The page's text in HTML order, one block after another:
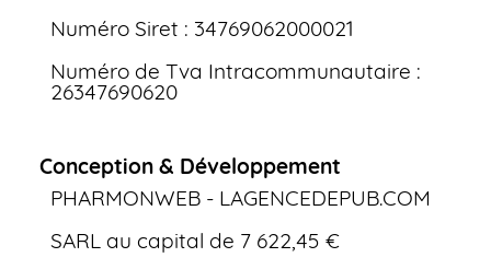
Numéro Siret : 34769062000021
Numéro de Tva Intracommunautaire :
26347690620
Conception & Développement
PHARMONWEB - LAGENCEDEPUB.COM
SARL au capital de 7 622,45 €